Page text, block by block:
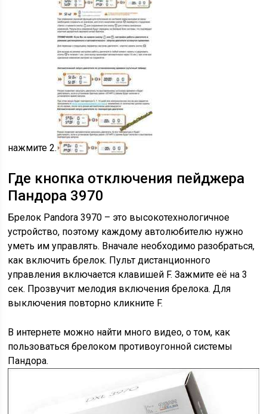
нажмите 2.
Где кнопка отключения пейджера
Пандора 3970
Брелок Pandora 3970 – это высокотехнологичное
устройство, поэтому каждому автолюбителю нужно
уметь им управлять. Вначале необходимо разобраться,
как включить брелок. Пульт дистанционного
управления включается клавишей F. Зажмите её на 3
сек. Прозвучит мелодия включения брелока. Для
выключения повторно кликните F.
В интернете можно найти много видео, о том, как
пользоваться брелоком противоугонной системы
Пандора.